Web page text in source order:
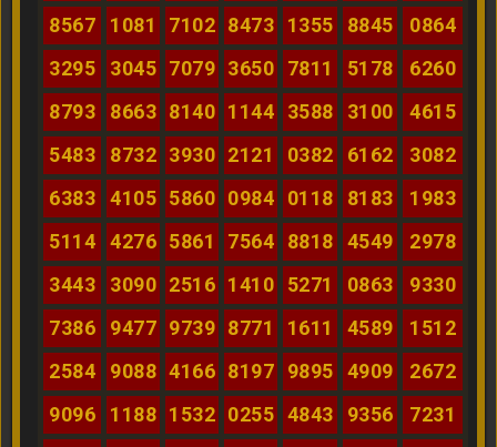
8567
1081 7102 8473 1355 8845
0864
3295
3045 7079 3650 7811 5178
6260
8793
8663 8140 1144 3588 3100
4615
5483
8732 3930 2121 0382 6162
3082
6383
4105 5860 0984 0118 8183
1983
5114
4276 5861 7564 8818 4549
2978
3443
3090 2516 1410 5271 0863
9330
7386
9477 9739 8771 1611 4589
1512
2584
9088 4166 8197 9895 4909
2672
9096
1188 1532 0255 4843 9356
7231